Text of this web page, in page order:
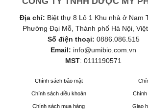
Địa chỉ: Biệt thự 8 Lô 1 Khu nhà ở Nam
Phường Đại Mỗ, Thành phố Hà Nội,
Số điện thoại: 0886.086.515
Email: info@umibio.com.vn
MST: 0111190571
Chính sách bảo mật
Chính sách điều khoản Chính
Chính sách mua hàng Giao